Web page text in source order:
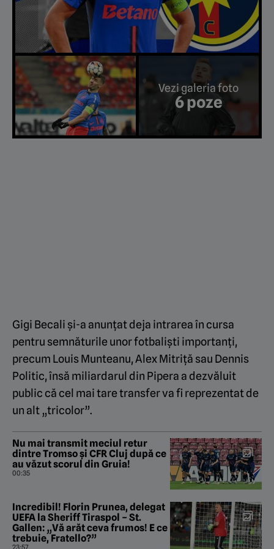
Vezi galeria foto
6 poze
Gigi Becali și-a anunțat deja intrarea în cursa
pentru semnăturile unor fotbaliști importanți,
precum Louis Munteanu, Alex Mitriță sau Dennis
Politic, însă miliardarul din Pipera a dezvăluit
public că cel mai tare transfer va fi reprezentat de
un alt „tricolor”.
Nu mai transmit meciul retur
dintre Tromso și CFR Cluj după ce
au văzut scorul din Gruia!
00:35
Incredibil! Florin Prunea, delegat
UEFA la Sheriff Tiraspol – St.
Gallen: „Vă arăt ceva frumos! E ce
trebuie, Fratello?”